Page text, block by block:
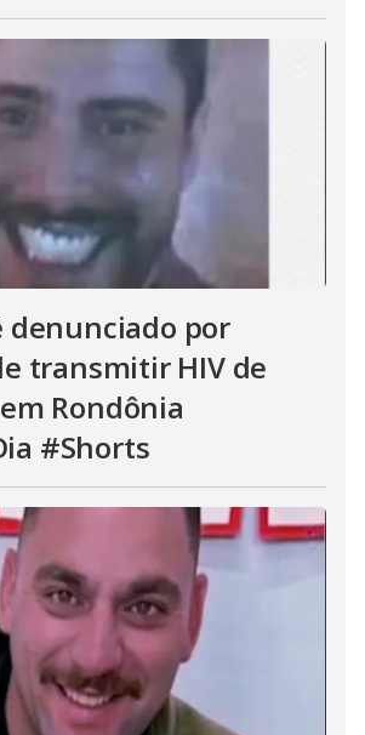
denunciado por
transmitir HIV de
Rondônia
#Shorts